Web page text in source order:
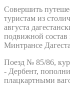
Совершить
туристам из
августа
подвижной
Минтрансе
Поезд № 85/86,
- Дербент,
плацкартными